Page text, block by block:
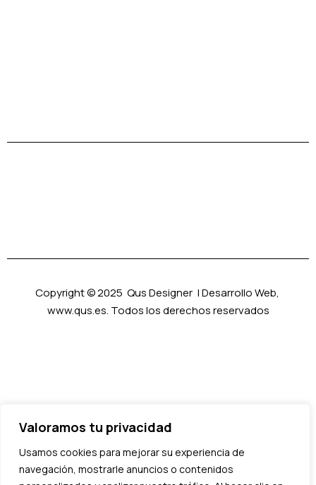
Valoramos tu privacidad
Usamos cookies para mejorar su experiencia de
navegación, mostrarle anuncios o contenidos
Copyright © 2025 Qus Designer | Desarrollo Web,
www.qus.es. Todos los derechos reservados